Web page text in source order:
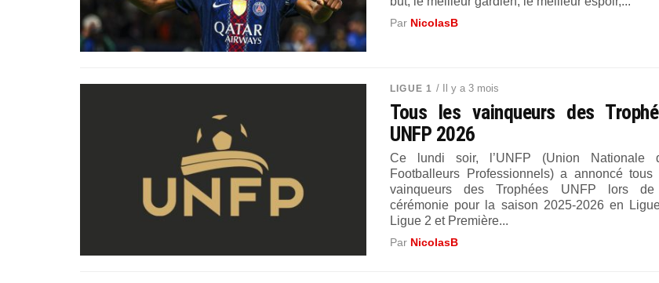
Par NicolasB
LIGUE 1 / Il y a 3 mois
Tous les vainqueurs des
UNFP 2026
Ce lundi soir, l’UNFP (Union Nationale
Footballeurs Professionnels) a annoncé tous
vainqueurs des Trophées UNFP lors
cérémonie pour la saison 2025-2026 en
Ligue 2 et Première...
Par NicolasB